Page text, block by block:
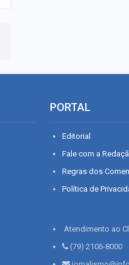
PORTAL
Editorial
Fale com a
Regras dos
Política de
Atendimento ao
(79) 2106-8000